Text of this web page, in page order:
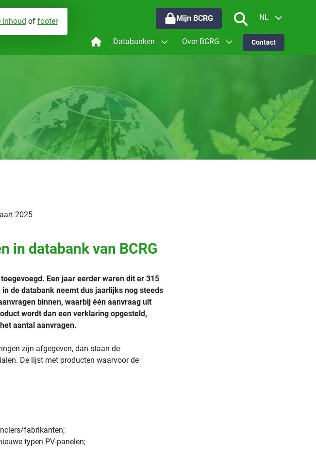
inhoud of footer Mijn BCRG NL
EN
Databanken
Installatiegeluid
Over BCRG Contact
2025
in databank van BCRG
Een jaar eerder waren dit er 315
de databank neemt dus jaarlijks nog steeds
binnen, waarbij één aanvraag uit
wordt dan een verklaring opgesteld,
aantal aanvragen.
zijn afgegeven, dan staan de
De lijst met producten waarvoor de
fabrikanten;
typen PV-panelen;